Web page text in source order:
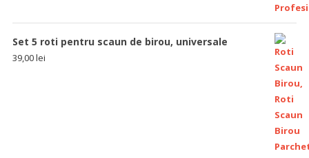
Set 5 roti pentru scaun de birou, universale
39,00lei